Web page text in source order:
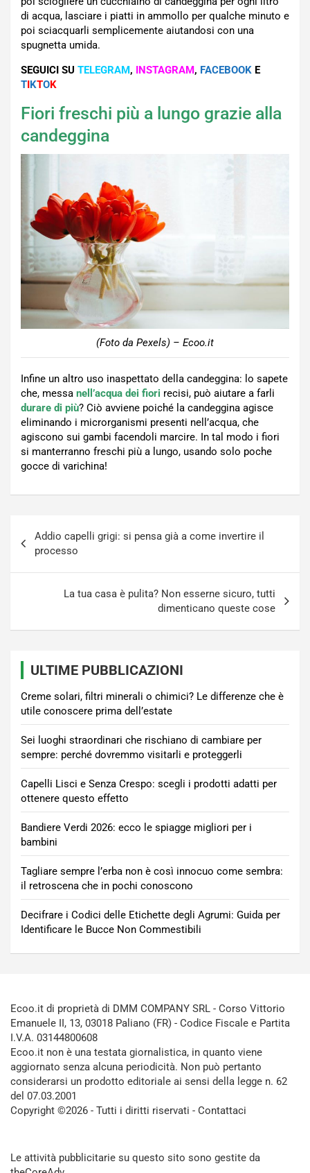
di acqua, lasciare i piatti in ammollo per qualche minuto e
poi sciacquarli semplicemente aiutandosi con una
spugnetta umida.
SEGUICI SU TELEGRAM, INSTAGRAM, FACEBOOK E
TIKTOK
Fiori freschi più a lungo grazie alla
candeggina
(Foto da Pexels) – Ecoo.it
Infine un altro uso inaspettato della candeggina: lo sapete
che, messa nell’acqua dei fiori recisi, può aiutare a farli
durare di più? Ciò avviene poiché la candeggina agisce
eliminando i microrganismi presenti nell’acqua, che
agiscono sui gambi facendoli marcire. In tal modo i fiori
si manterranno freschi più a lungo, usando solo poche
gocce di varichina!
articoli
Addio capelli grigi: si pensa già a come invertire il
processo
La tua casa è pulita? Non esserne sicuro, tutti
dimenticano queste cose
ULTIME PUBBLICAZIONI
Creme solari, filtri minerali o chimici? Le differenze che è
utile conoscere prima dell’estate
Sei luoghi straordinari che rischiano di cambiare per
sempre: perché dovremmo visitarli e proteggerli
Capelli Lisci e Senza Crespo: scegli i prodotti adatti per
ottenere questo effetto
Bandiere Verdi 2026: ecco le spiagge migliori per i
bambini
Tagliare sempre l’erba non è così innocuo come sembra:
il retroscena che in pochi conoscono
Decifrare i Codici delle Etichette degli Agrumi: Guida per
Identificare le Bucce Non Commestibili
Ecoo.it di proprietà di DMM COMPANY SRL - Corso Vittorio
Emanuele II, 13, 03018 Paliano (FR) - Codice Fiscale e Partita
I.V.A. 03144800608
Ecoo.it non è una testata giornalistica, in quanto viene
aggiornato senza alcuna periodicità. Non può pertanto
considerarsi un prodotto editoriale ai sensi della legge n. 62
del 07.03.2001
Copyright ©2026 - Tutti i diritti riservati - Contattaci
Le attività pubblicitarie su questo sito sono gestite da